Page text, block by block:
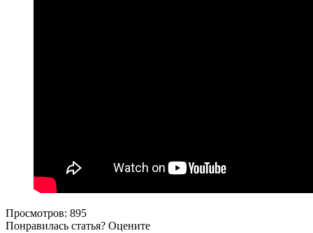
Просмотров: 895
Понравилась статья? Оцените